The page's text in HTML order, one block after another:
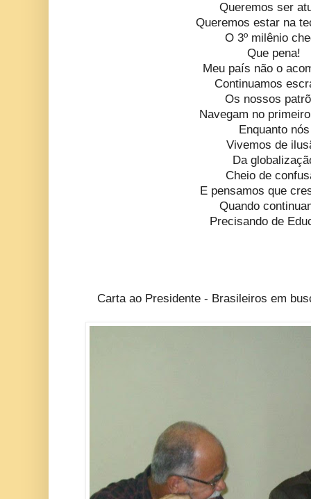
Queremos ser
Queremos estar na
O 3º milênio
Que pena!
Meu país não o
Continuamos
Os nossos
Navegam no
Enquanto nós
Vivemos de
Da
Cheio de
E pensamos que
Quando
Precisando de
Carta ao Presidente - Brasileiros em